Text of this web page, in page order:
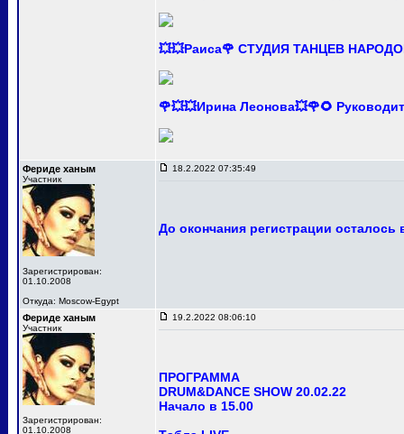
💥💥Раиса🌹 СТУДИЯ ТАНЦЕВ
🌹💥💥Ирина Леонова💥🌹🌻
Фериде ханым
Участник
Зарегистрирован:
01.10.2008
Откуда: Moscow-Egypt
18.2.2022 07:35:49
До окончания регистрации осталось
Фериде ханым
Участник
Зарегистрирован:
01.10.2008
19.2.2022 08:06:10
ПРОГРАММА
DRUM&DANCE SHOW 20.02.22
Начало в 15.00